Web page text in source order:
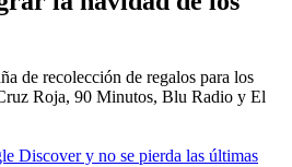
de recolección de regalos para los
Roja, 90 Minutos, Blu Radio y El
Discover y no se pierda las últimas